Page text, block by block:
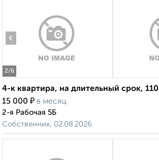
2/6
‹
4-к квартира, на длительный срок,
15 000 ₽ в месяц
2-я Рабочая 5Б
Собственник, 02.08.2026